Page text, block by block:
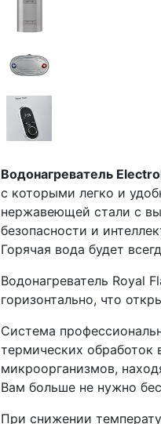
Водонагреватель
с которыми легко и
нержавеющей стали с
безопасности и
Горячая вода будет
Водонагреватель Royal
горизонтально, что
Система
термических обработок
микроорганизмов,
Вам больше не нужно
При снижении